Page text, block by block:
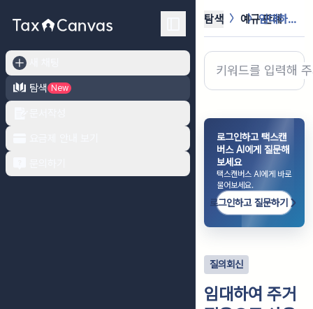
탐색
New
탐색 예규·판례 임대하여 주거전용으로 사용하는 건물부...
로그인하고 택스캔
버스 AI에게 질문해
보세요
택스캔버스 AI에게 바로
물어보세요.
로그인하고 질문하기
질의회신
임대하여 주거